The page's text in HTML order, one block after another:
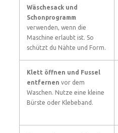
Wäschesack und
Schonprogramm
verwenden, wenn die
Maschine erlaubt ist. So
schützt du Nähte und Form.
Klett öffnen und Fussel
entfernen vor dem
Waschen. Nutze eine kleine
Bürste oder Klebeband.